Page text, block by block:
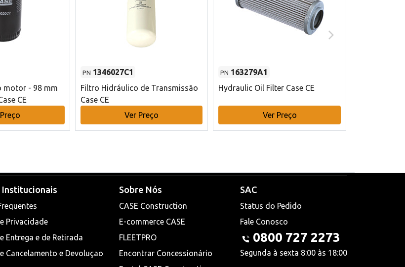
motor - 98 mm
CE
PN 1346027C1
Filtro Hidráulico de Transmissão
Case CE
Ver Preço
PN 163279A1
Hydraulic Oil Filter Case CE
Ver Preço
Institucionais
Privacidade
Entrega e de Retirada
Cancelamento e Devoluçao
Sobre Nós
CASE Construction
E-commerce CASE
FLEETPRO
Encontrar Concessionário
SAC
Status do Pedido
Fale Conosco
0800 727 2273
Segunda à sexta 8:00 às 18:00